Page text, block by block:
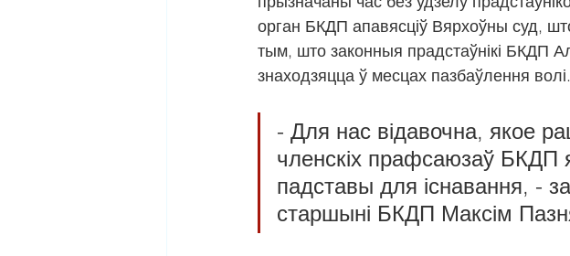
орган БКДП апавясціў Вярхоўны суд,
тым, што законныя прадстаўнікі БКДП
знаходзяцца ў месцах пазбаўлення волі.
- Для нас відавочна, якое
членскіх прафсаюзаў БКДП
падставы для існавання, -
старшыні БКДП Максім